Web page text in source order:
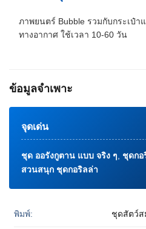
ภาพยนตร์ Bubble รวมกับกระเป๋า
ทางอากาศ ใช้เวลา 10-60 วัน
ข้อมูลจำเพาะ
จุดเด่น
ชุด ออรังกูตาน แบบ จริง ๆ ชุดกอ
สวนสนุก ชุดกอริลล่า
พิมพ์: ชุดสัตว์ส